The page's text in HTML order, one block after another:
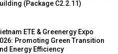
(Package C2.2.11)
ETE & Greenergy Expo
Promoting Green Transition
Energy Efficiency